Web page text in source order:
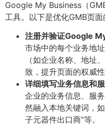
Google My Business（
工具。以下是优化GMB页面
注册并验证Google
市场中的每个业务地
（如企业名称、地址
致，提升页面的权威性
详细填写业务信息和
企业的业务信息、服
然融入本地关键词，
子元器件出口商”等。